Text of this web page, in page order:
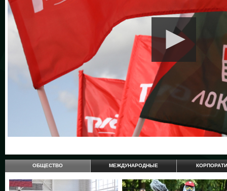
ОБЩЕСТВО МЕЖДУНАРОДНЫЕ